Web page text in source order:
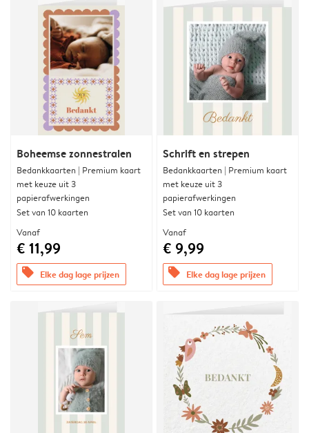
Boheemse zonnestralen
Bedankkaarten | Premium kaart
met keuze uit 3
papierafwerkingen
Set van 10 kaarten
Vanaf
€ 11,99
offers Elke dag lage prijzen
Schrift en strepen
Bedankkaarten | Premium kaart
met keuze uit 3
papierafwerkingen
Set van 10 kaarten
Vanaf
€ 9,99
offers Elke dag lage prijzen